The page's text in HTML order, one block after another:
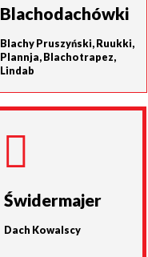
Blachodachówki
Blachy Pruszyński, Ruukki,
Plannja, Blachotrapez,
Lindab
Świdermajer
Dach Kowalscy